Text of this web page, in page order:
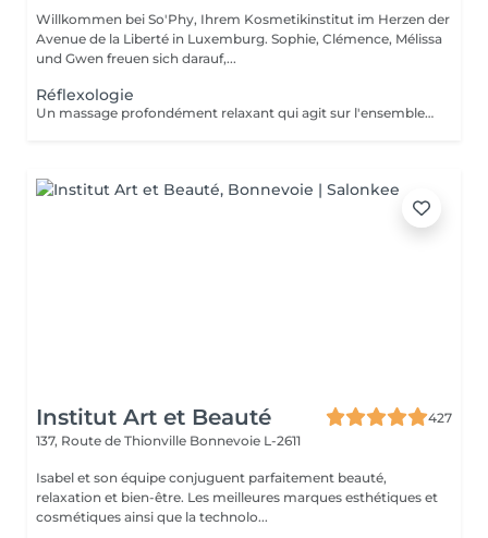
Willkommen bei So'Phy, Ihrem Kosmetikinstitut im Herzen der
Avenue de la Liberté in Luxemburg. Sophie, Clémence, Mélissa
und Gwen freuen sich darauf,...
Réflexologie
Un massage profondément relaxant qui agit sur l'ensemble du corps à travers des points spécifiques situés au niveau des pieds. Grâce à des pressions ciblées, ce soin permet de relâcher les tensions, stimuler les fonctions naturelles de l'organisme et favoriser une sensation de rééquilibrage global. Il procure une détente profonde, améliore la sensation de légèreté et contribue à apaiser le corps comme l'esprit. Un moment idéal pour relâcher les tensions accumulées, se recentrer et retrouver un état de bien-être global.
Institut Art et Beauté
427
137, Route de Thionville Bonnevoie L-2611
Isabel et son équipe conjuguent parfaitement beauté,
relaxation et bien-être. Les meilleures marques esthétiques et
cosmétiques ainsi que la technolo...